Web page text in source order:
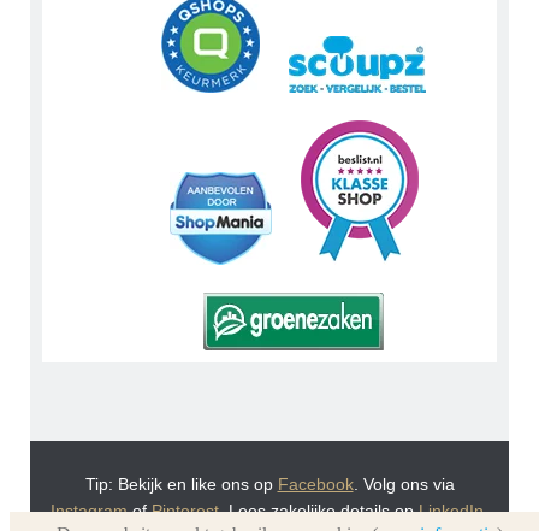
Tip: Bekijk en like ons op Facebook. Volg ons via
InstagramofPinterest. Lees zakelijke details opLinkedIn.